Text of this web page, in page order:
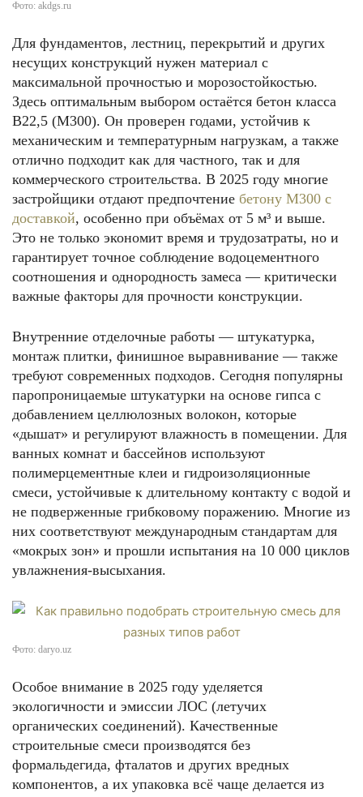
Фото: akdgs.ru
Для фундаментов, лестниц, перекрытий и других
несущих конструкций нужен материал с
максимальной прочностью и морозостойкостью.
Здесь оптимальным выбором остаётся бетон класса
В22,5 (М300). Он проверен годами, устойчив к
механическим и температурным нагрузкам, а также
отлично подходит как для частного, так и для
коммерческого строительства. В 2025 году многие
застройщики отдают предпочтение бетону М300 с
доставкой, особенно при объёмах от 5 м³ и выше.
Это не только экономит время и трудозатраты, но и
гарантирует точное соблюдение водоцементного
соотношения и однородность замеса — критически
важные факторы для прочности конструкции.
Внутренние отделочные работы — штукатурка,
монтаж плитки, финишное выравнивание — также
требуют современных подходов. Сегодня популярны
паропроницаемые штукатурки на основе гипса с
добавлением целлюлозных волокон, которые
«дышат» и регулируют влажность в помещении. Для
ванных комнат и бассейнов используют
полимерцементные клеи и гидроизоляционные
смеси, устойчивые к длительному контакту с водой и
не подверженные грибковому поражению. Многие из
них соответствуют международным стандартам для
«мокрых зон» и прошли испытания на 10 000 циклов
увлажнения-высыхания.
Фото: daryo.uz
Особое внимание в 2025 году уделяется
экологичности и эмиссии ЛОС (летучих
органических соединений). Качественные
строительные смеси производятся без
формальдегида, фталатов и других вредных
компонентов, а их упаковка всё чаще делается из